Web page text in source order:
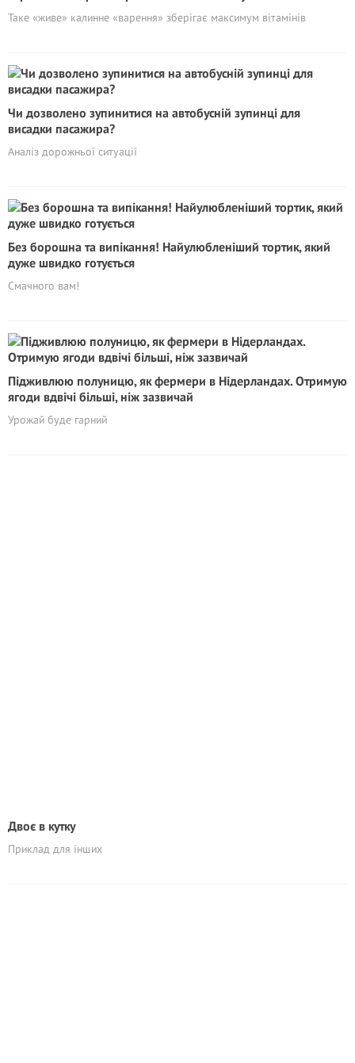
Таке «живе» калинне «варення» зберігає максимум вітамінів
Чи дозволено зупинитися на автобусній зупинці для
висадки пасажира?
Аналіз дорожньої ситуації
Без борошна та випікання! Найулюбленіший тортик, який
дуже швидко готується
Смачного вам!
Підживлюю полуницю, як фермери в Нідерландах. Отримую
ягоди вдвічі більші, ніж зазвичай
Урожай буде гарний
Двоє в кутку
Приклад для інших